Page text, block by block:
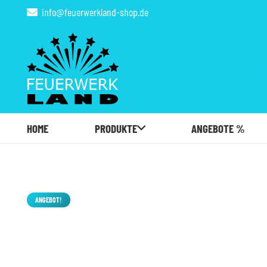
info@feuerwerkland-shop.de
HOME PRODUKTE ANGEBOTE %
ANGEBOT!